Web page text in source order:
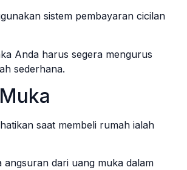
sistem pembayaran cicilan
Anda harus segera mengurus
sederhana.
saat membeli rumah ialah
dari uang muka dalam